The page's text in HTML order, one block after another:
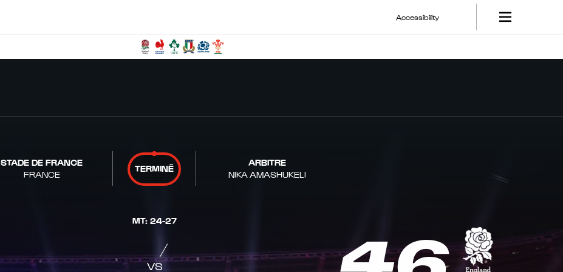
Accessibility
STADE DE FRANCE
FRANCE
TERMINÉ
ARBITRE
NIKA AMASHUKELI
MT:24-27
VS